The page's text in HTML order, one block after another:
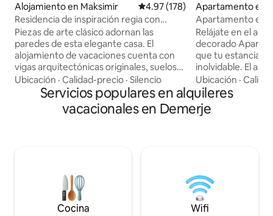
Alojamiento en Maksimir Calificación promedio: 4.97 de
4.97 (178)
Residencia de inspiración regia con
piscina cubierta
Piezas de arte clásico adornan las
paredes de esta elegante casa. El
alojamiento de vacaciones cuenta con
vigas arquitectónicas originales, suelos
de madera cálida, un solárium, una sauna
de vapor y un patio trasero con un jardín
bien cuidado y un comedor bajo la
exuberante pérgola. Hermosa piscina
sótano con entrada independiente. La
casa se encuentra cerca del parque
Maksimir, a solo 10 minutos en coche del
Ubicación · Calidad-precio · Silencio
Apartamento en
Apartamento
Relájate en el
decorado
que tu estancia
inolvidable. El
siempre
al centro de la
coche o
Arena Zagreb *
Zagreb * Museo
Contemporáneo
Ubicación ·
Servicios populares en alquileres
vacacionales en Demerje
Cocina Wifi